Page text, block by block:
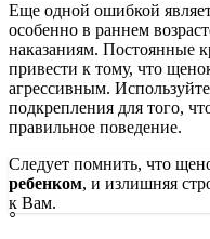
Еще одной ошибкой
особенно в раннем
наказаниям. Постоянные
привести к тому, что
агрессивным.
подкрепления для того,
правильное поведение.
Следует помнить, что
ребенком, и излишняя
к Вам.